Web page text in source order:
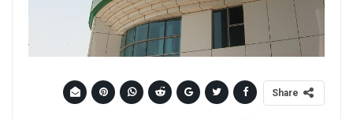
Share